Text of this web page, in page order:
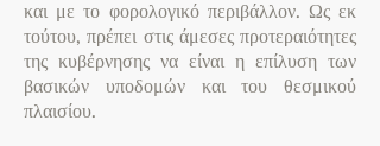
και με το φορολογικό περιβάλλον. Ως εκ
τούτου, πρέπει στις άμεσες προτεραιότητες
της κυβέρνησης να είναι η επίλυση των
βασικών υποδομών και του θεσμικού
πλαισίου.